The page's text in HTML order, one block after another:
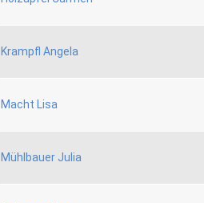
Krampfl Angela
Macht Lisa
Mühlbauer Julia